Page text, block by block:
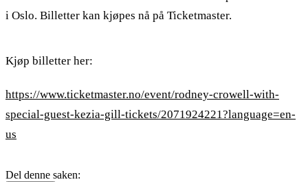
i Oslo. Billetter kan kjøpes nå på Ticketmaster.
Kjøp billetter her:
https://www.ticketmaster.no/event/rodney-crowell-with-
special-guest-kezia-gill-tickets/2071924221?language=en-
us
Del denne saken: